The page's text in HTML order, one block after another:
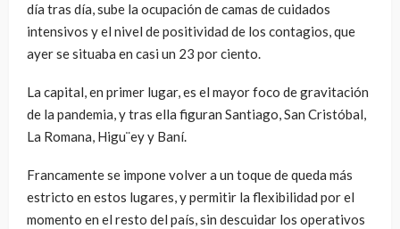
día tras día, sube la ocupación de camas de cuidados
intensivos y el nivel de positividad de los contagios, que
ayer se situaba en casi un 23 por ciento.
La capital, en primer lugar, es el mayor foco de gravitación
de la pandemia, y tras ella figuran Santiago, San Cristóbal,
La Romana, Higu¨ey y Baní.
Francamente se impone volver a un toque de queda más
estricto en estos lugares, y permitir la flexibilidad por el
momento en el resto del país, sin descuidar los operativos